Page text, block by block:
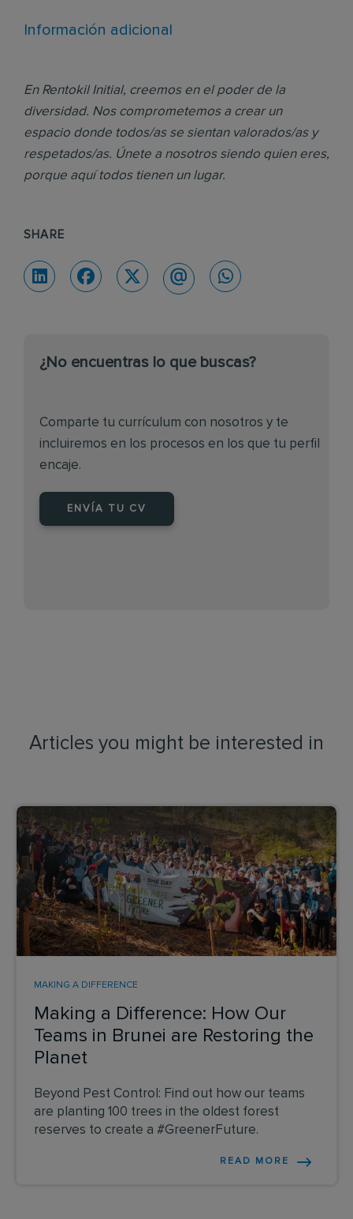
Información adicional
En Rentokil Initial, creemos en el poder de la
diversidad. Nos comprometemos a crear un
espacio donde todos/as se sientan valorados/as y
respetados/as. Únete a nosotros siendo quien eres,
porque aquí todos tienen un lugar.
SHARE
¿No encuentras lo que buscas?
Comparte tu currículum con nosotros y te
incluiremos en los procesos en los que tu perfil
encaje.
ENVÍA TU CV
Articles you might be interested in
Making a Difference: How Our
Teams in Brunei are Restoring the
Planet
MAKING A DIFFERENCE
Beyond Pest Control: Find out how our teams
are planting 100 trees in the oldest forest
reserves to create a #GreenerFuture.
READ MORE